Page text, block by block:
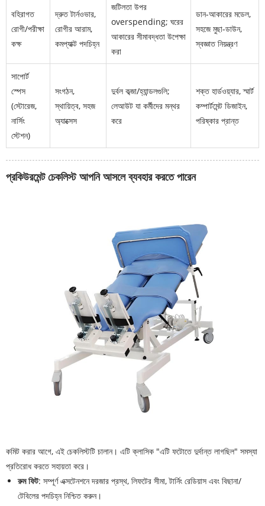
বহিরাগত
রোগী/পরীক্ষা
কক্ষ
দ্রুত টার্নওভার,
রোগীর আরাম,
কমপ্যাক্ট পদচিহ্ন
জটিলতা উপর
overspending; ঘরের
আকারের সীমাবদ্ধতা উপেক্ষা
করা
ডান-আকারের মডেল,
সহজে মুছা-ডাউন,
স্বজ্ঞাত নিয়ন্ত্রণ
সাপোর্ট
স্পেস
(স্টোরেজ,
নার্সিং
স্টেশন)
সংগঠন,
স্থায়িত্ব, সহজ
অ্যাক্সেস
দুর্বল কব্জা/হ্যান্ডলগুলি;
লেআউট যা কর্মীদের মন্থর
করে
শক্ত হার্ডওয়্যার, স্মার্ট
কম্পার্টমেন্ট ডিজাইন,
পরিষ্কার প্রান্ত
প্রকিউরমেন্ট চেকলিস্ট আপনি আসলে ব্যবহার করতে পারেন
কমিট করার আগে, এই চেকলিস্টটি চালান। এটি ক্লাসিক "এটি ফটোতে দুর্দান্ত লাগছিল" সমস্যা
প্রতিরোধ করতে সহায়তা করে।
রুম ফিট: সম্পূর্ণ এক্সটেনশনে দরজার প্রস্থ, লিফটের সীমা, টার্নিং রেডিয়াস এবং বিছানা/
টেবিলের পদচিহ্ন নিশ্চিত করুন।